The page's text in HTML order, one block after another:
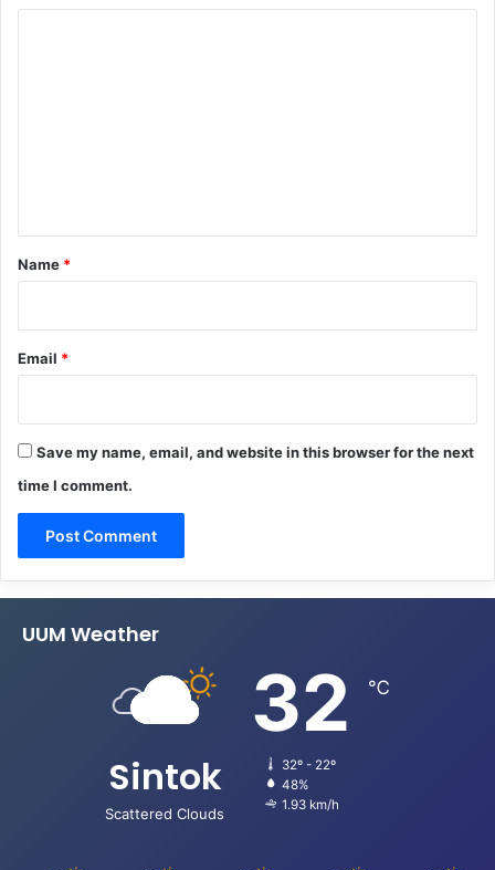
*
Name *
Email *
Save my name, email, and website in this browser for the next
time I comment.
UUM Weather
Sintok
Scattered Clouds
32 ℃
32º - 22º
48%
1.93 km/h